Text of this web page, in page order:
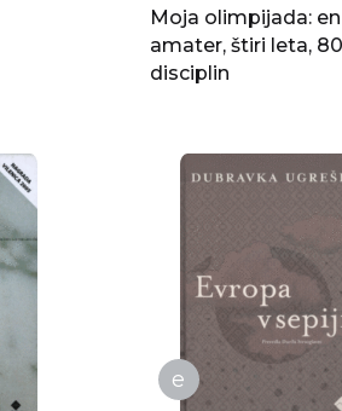
Moja olimpijada: en
amater, štiri leta, 80
disciplin
e